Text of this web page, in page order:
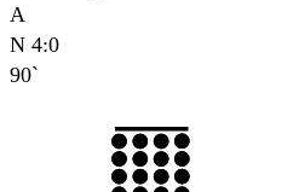
A
N 4:0
90`